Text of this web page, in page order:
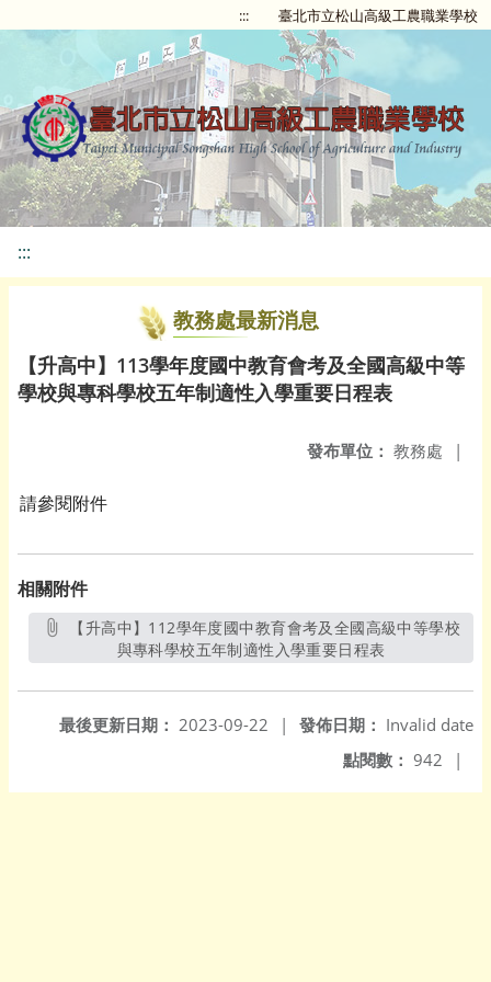
::: 臺北市立松山高級工農職業學校
:::
教務處最新消息
【升高中】113學年度國中教育會考及全國高級中等
學校與專科學校五年制適性入學重要日程表
發布單位： 教務處 |
請參閱附件
相關附件
與專科學校五年制適性入學重要日程表
發佈日期： Invalid date
最後更新日期： 2023-09-22
|
點閱數： 942 |